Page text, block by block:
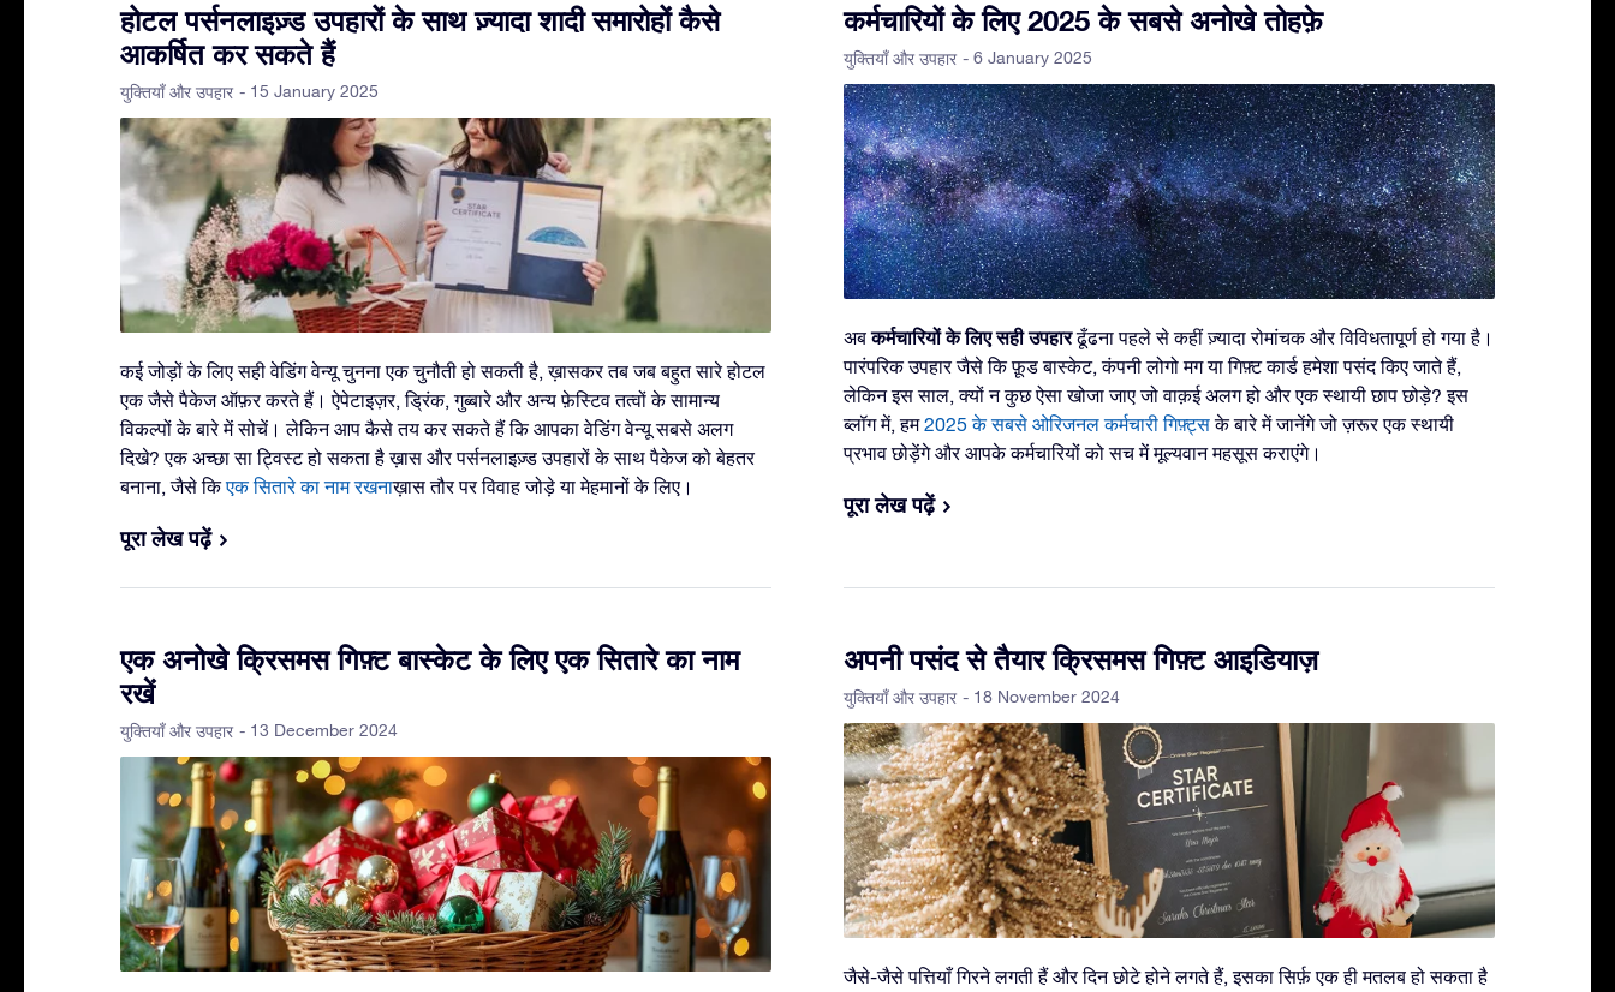
होटल पर्सनलाइज़्ड उपहारों के साथ ज़्यादा शादी समारोहों कैसे
आकर्षित कर सकते हैं
युक्तियाँ और उपहार - 15 January 2025
कई जोड़ों के लिए सही वेडिंग वेन्यू चुनना एक चुनौती हो सकती है, ख़ासकर तब जब बहुत सारे होटल
एक जैसे पैकेज ऑफ़र करते हैं। ऐपेटाइज़र, ड्रिंक, गुब्बारे और अन्य फ़ेस्टिव तत्वों के सामान्य
विकल्पों के बारे में सोचें। लेकिन आप कैसे तय कर सकते हैं कि आपका वेडिंग वेन्यू सबसे अलग
दिखे? एक अच्छा सा ट्विस्ट हो सकता है ख़ास और पर्सनलाइज़्ड उपहारों के साथ पैकेज को बेहतर
बनाना, जैसे किएक सितारे का नाम रखनाख़ास तौर पर विवाह जोड़े या मेहमानों के लिए।
पूरा लेख पढ़ें
कर्मचारियों के लिए 2025 के सबसे अनोखे तोहफ़े
युक्तियाँ और उपहार - 6 January 2025
अबकर्मचारियों के लिए सही उपहारढूँढना पहले से कहीं ज़्यादा रोमांचक और विविधतापूर्ण हो गया है।
पारंपरिक उपहार जैसे कि फ़ूड बास्केट, कंपनी लोगो मग या गिफ़्ट कार्ड हमेशा पसंद किए जाते हैं,
लेकिन इस साल, क्यों न कुछ ऐसा खोजा जाए जो वाक़ई अलग हो और एक स्थायी छाप छोड़े? इस
ब्लॉग में, हम2025 के सबसे ओरिजनल कर्मचारी गिफ़्ट्सके बारे में जानेंगे जो ज़रूर एक स्थायी
प्रभाव छोड़ेंगे और आपके कर्मचारियों को सच में मूल्यवान महसूस कराएंगे।
पूरा लेख पढ़ें
एक अनोखे क्रिसमस गिफ़्ट बास्केट के लिए एक सितारे का नाम
रखें
युक्तियाँ और उपहार - 13 December 2024
अपनी पसंद से तैयार क्रिसमस गिफ़्ट आइडियाज़
युक्तियाँ और उपहार - 18 November 2024
जैसे-जैसे पत्तियाँ गिरने लगती हैं और दिन छोटे होने लगते हैं, इसका सिर्फ़ एक ही मतलब हो सकता है